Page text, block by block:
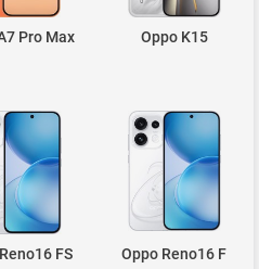
Pro Max Oppo K15
FS Oppo Reno16 F